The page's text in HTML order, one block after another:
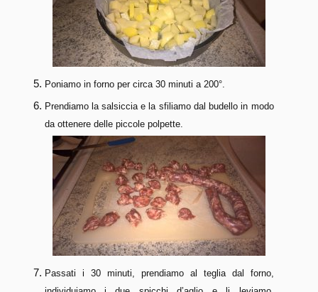
Poniamo in forno per circa 30 minuti a 200°.
Prendiamo la salsiccia e la sfiliamo dal budello in modo
da ottenere delle piccole polpette.
Passati i 30 minuti, prendiamo al teglia dal forno,